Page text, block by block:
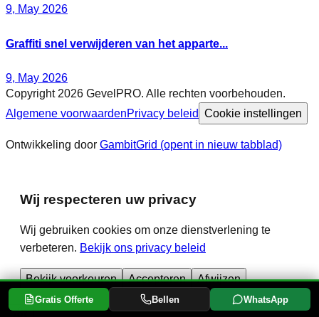
9, May 2026
Graffiti snel verwijderen van het apparte...
9, May 2026
Copyright 2026 GevelPRO. Alle rechten voorbehouden.
Algemene voorwaardenPrivacy beleid Cookie instellingen
Ontwikkeling door GambitGrid (opent in nieuw tabblad)
Gratis Offerte Bellen WhatsApp
Wij respecteren uw privacy
Wij gebruiken cookies om onze dienstverlening te
verbeteren. Bekijk ons privacy beleid
Bekijk voorkeuren Accepteren Afwijzen